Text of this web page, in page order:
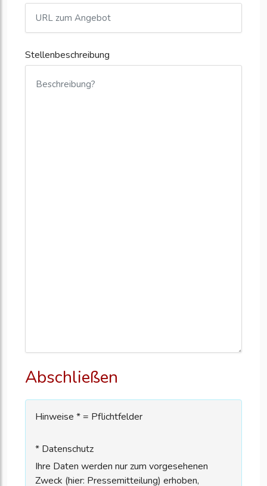
Stellenbeschreibung
Abschließen
Hinweise * = Pflichtfelder
* Datenschutz
Ihre Daten werden nur zum vorgesehenen
Zweck (hier: Pressemitteilung) erhoben,